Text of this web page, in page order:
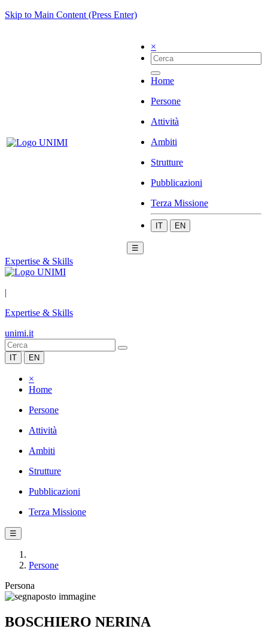
Skip to Main Content (Press Enter)
×
Home
Persone
Attività
Ambiti
Strutture
Pubblicazioni
Terza Missione
IT EN
☰
Expertise & Skills
|
Expertise & Skills
unimi.it
IT EN
×
Home
Persone
Attività
Ambiti
Strutture
Pubblicazioni
Terza Missione
☰
Persone
Persona
BOSCHIERO NERINA